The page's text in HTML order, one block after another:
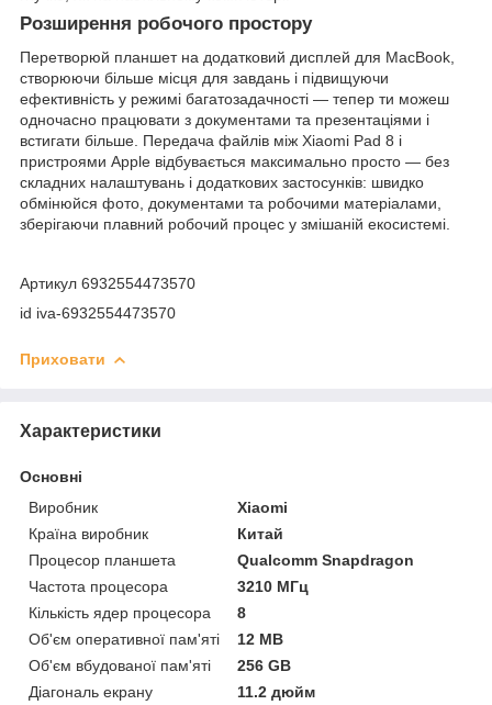
Розширення робочого простору
Перетворюй планшет на додатковий дисплей для MacBook,
створюючи більше місця для завдань і підвищуючи
ефективність у режимі багатозадачності — тепер ти можеш
одночасно працювати з документами та презентаціями і
встигати більше. Передача файлів між Xiaomi Pad 8 і
пристроями Apple відбувається максимально просто — без
складних налаштувань і додаткових застосунків: швидко
обмінюйся фото, документами та робочими матеріалами,
зберігаючи плавний робочий процес у змішаній екосистемі.
Артикул 6932554473570
id iva-6932554473570
Приховати
Характеристики
Основні
Виробник
Xiaomi
Країна виробник
Китай
Процесор планшета
Qualcomm Snapdragon
Частота процесора
3210 МГц
Кількість ядер процесора
8
Об'єм оперативної пам'яті
12 MB
Об'єм вбудованої пам'яті
256 GB
Діагональ екрану
11.2 дюйм